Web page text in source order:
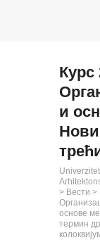
Курс
и
Нови
> Вести >
основе
термин